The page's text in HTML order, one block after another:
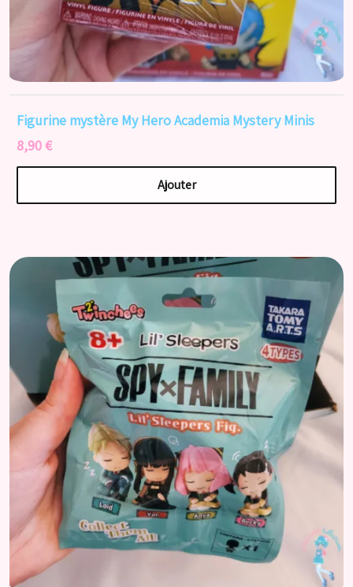
Figurine mystère My Hero Academia Mystery Minis
8,90 €
Ajouter